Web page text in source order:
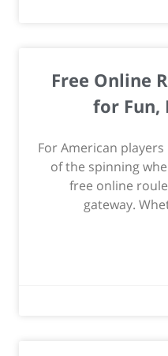
Free Online
for Fun,
For American
of the spinning
free online
gateway.